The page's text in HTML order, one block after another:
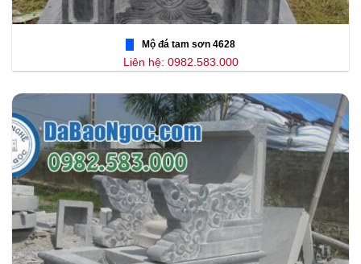
Mộ đá tam sơn 4628
Liên hệ: 0982.583.000